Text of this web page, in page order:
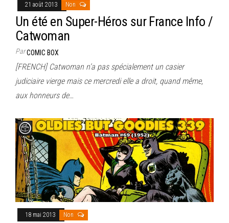
21 août 2013 Non
Un été en Super-Héros sur France Info /
Catwoman
ParCOMIC BOX
[FRENCH] Catwoman n’a pas spécialement un casier
judiciaire vierge mais ce mercredi elle a droit, quand même,
aux honneurs de…
18 mai 2013 Non